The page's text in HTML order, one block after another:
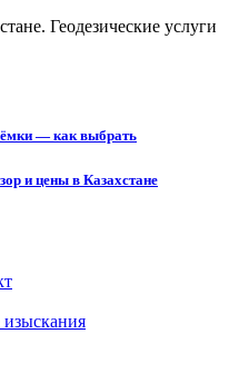
Геодезические услуги
— как выбрать
и цены в Казахстане